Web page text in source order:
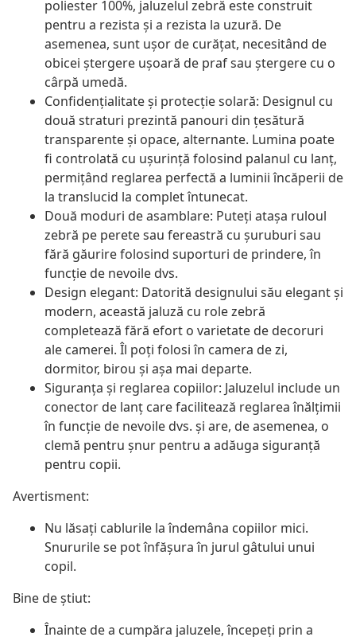
poliester 100%, jaluzelul zebră este construit
pentru a rezista și a rezista la uzură. De
asemenea, sunt ușor de curățat, necesitând de
obicei ștergere ușoară de praf sau ștergere cu o
cârpă umedă.
Confidențialitate și protecție solară: Designul cu
două straturi prezintă panouri din țesătură
transparente și opace, alternante. Lumina poate
fi controlată cu ușurință folosind palanul cu lanț,
permițând reglarea perfectă a luminii încăperii de
la translucid la complet întunecat.
Două moduri de asamblare: Puteți atașa ruloul
zebră pe perete sau fereastră cu șuruburi sau
fără găurire folosind suporturi de prindere, în
funcție de nevoile dvs.
Design elegant: Datorită designului său elegant și
modern, această jaluză cu role zebră
completează fără efort o varietate de decoruri
ale camerei. Îl poți folosi în camera de zi,
dormitor, birou și așa mai departe.
Siguranța și reglarea copiilor: Jaluzelul include un
conector de lanț care facilitează reglarea înălțimii
în funcție de nevoile dvs. și are, de asemenea, o
clemă pentru șnur pentru a adăuga siguranță
pentru copii.
Avertisment:
Nu lăsați cablurile la îndemâna copiilor mici.
Snururile se pot înfăşura în jurul gâtului unui
copil.
Bine de știut:
Înainte de a cumpăra jaluzele, începeți prin a